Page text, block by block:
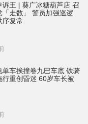
诉王 | 葵广冰糖葫芦店 召
「走数」 警员加强巡逻
序复常
单车挨撞卷九巴车底 铁骑
行重创昏迷 60岁车长被